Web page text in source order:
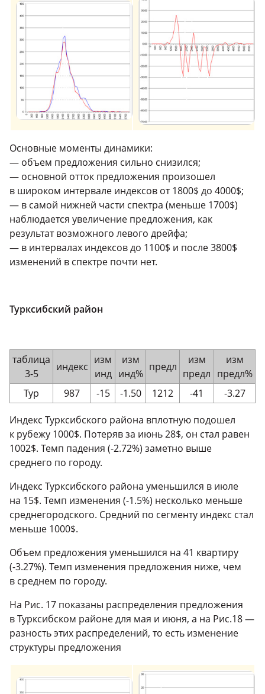
Основные моменты динамики:
— объем предложения сильно снизился;
— основной отток предложения произошел
в широком интервале индексов от 1800$ до 4000$;
— в самой нижней части спектра (меньше 1700$)
наблюдается увеличение предложения, как
результат возможного левого дрейфа;
— в интервалах индексов до 1100$ и после 3800$
изменений в спектре почти нет.
Турксибский район
таблица
3-5
индекс
изм
инд
изм
инд%
предл
изм
предл
изм
предл%
Тур
987 -15 -1.50 1212 -41 -3.27
Индекс Турксибского района вплотную подошел
к рубежу 1000$. Потеряв за июнь 28$, он стал равен
1002$. Темп падения (-2.72%) заметно выше
среднего по городу.
Индекс Турксибского района уменьшился в июле
на 15$. Темп изменения (-1.5%) несколько меньше
среднегородского. Средний по сегменту индекс стал
меньше 1000$.
Объем предложения уменьшился на 41 квартиру
(-3.27%). Темп изменения предложения ниже, чем
в среднем по городу.
На Рис. 17 показаны распределения предложения
в Турксибском районе для мая и июня, а на Рис.18 —
разность этих распределений, то есть изменение
структуры предложения